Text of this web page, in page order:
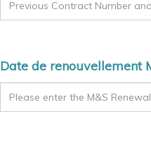
Date de renouvellement